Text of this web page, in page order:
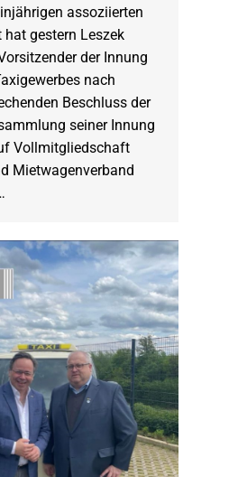
assoziierten
gestern Leszek
der Innung
nach
Beschluss der
seiner Innung
Vollmitgliedschaft
Mietwagenverband